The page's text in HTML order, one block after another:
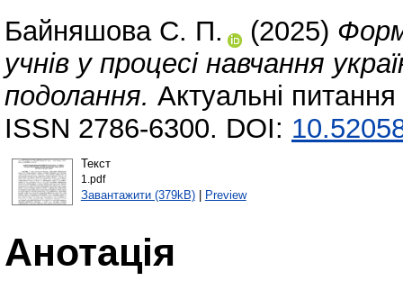
Байняшова С. П. (2025)
учнів у процесі навчання
подолання. Актуальні
ISSN 2786-6300. DOI:
Текст
1.pdf
Завантажити (379kB)| Preview
Анотація